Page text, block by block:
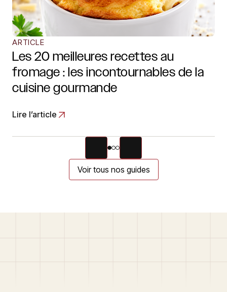
ARTICLE
Les 20 meilleures recettes au
fromage : les incontournables de la
cuisine gourmande
Lire l’article
Voir tous nos guides